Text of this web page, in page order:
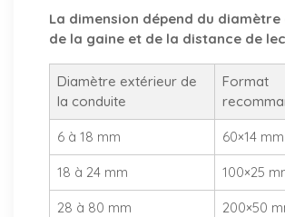
La dimension dépend du
de la gaine et de la distance de
Diamètre extérieur de
la conduite
Format
6 à 18 mm 60×14 mm
18 à 24 mm 100×25
28 à 80 mm 200×50